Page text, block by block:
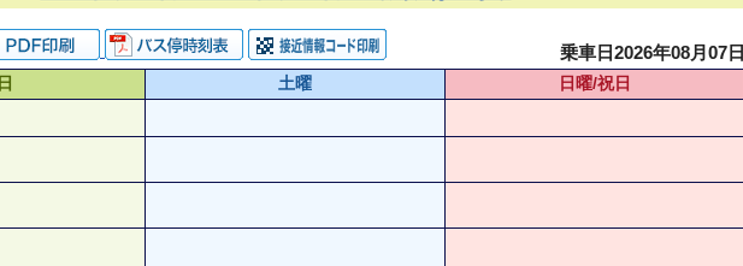
乗車日2026年08月07日
土曜
日曜/祝日